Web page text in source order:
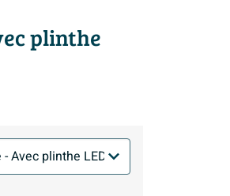
plinthe